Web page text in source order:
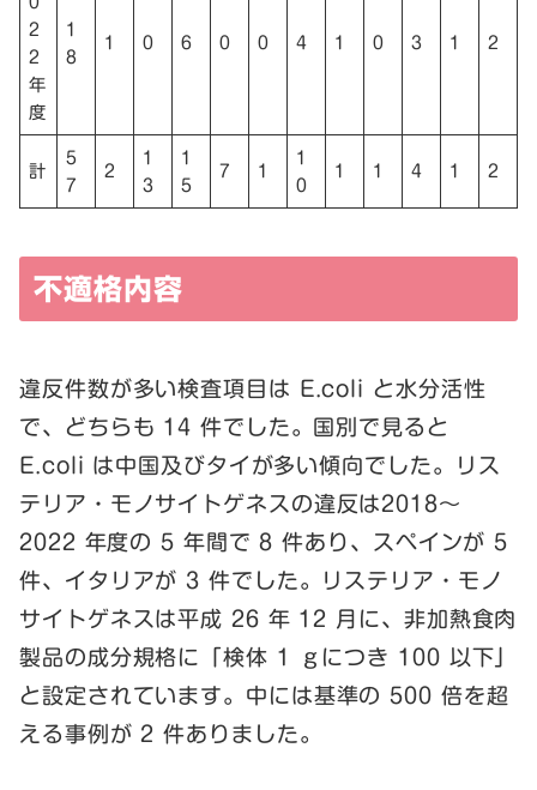
2
2
年
度
1
8
1 0 6 0 0 4 1 0 3 1 2
計
5
7
2
1
3
1
5
7 1
1
0
1 1 4 1 2
不適格内容
違反件数が多い検査項目は E.coli と水分活性
で、どちらも 14 件でした。国別で見ると
E.coli は中国及びタイが多い傾向でした。リス
テリア・モノサイトゲネスの違反は2018～
2022 年度の 5 年間で 8 件あり、スペインが 5
件、イタリアが 3 件でした。リステリア・モノ
サイトゲネスは平成 26 年 12 月に、非加熱食肉
製品の成分規格に「検体 1 ｇにつき 100 以下」
と設定されています。中には基準の 500 倍を超
える事例が 2 件ありました。